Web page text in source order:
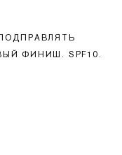
ФИНИШ. SPF10.